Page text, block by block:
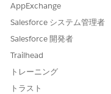
Activities (アクセス活動
[標準オブジェクト権
す。
アクションプラン
アクションプラン
AppExchange
Salesforce システム管理者
Salesforce 開発者
Trailhead
トレーニング
トラスト